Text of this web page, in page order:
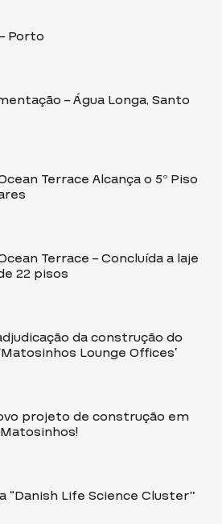
Porto
– Água Longa, Santo
Terrace Alcança o 5º Piso
Terrace – Concluída a laje
22 pisos
da construção do
Lounge Offices’
projeto de construção em
“Danish Life Science Cluster”